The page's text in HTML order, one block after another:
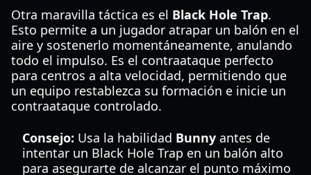
Otra maravilla táctica es el Black Hole Trap.
Esto permite a un jugador atrapar un balón en el
aire y sostenerlo momentáneamente, anulando
todo el impulso. Es el contraataque perfecto
para centros a alta velocidad, permitiendo que
un equipo restablezca su formación e inicie un
contraataque controlado.
Consejo: Usa la habilidad Bunny antes de
intentar un Black Hole Trap en un balón alto
para asegurarte de alcanzar el punto máximo